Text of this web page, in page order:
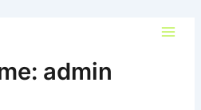
admin